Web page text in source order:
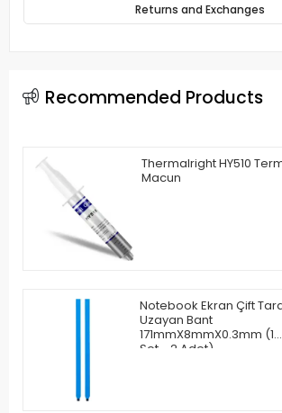
Returns and Exchanges
Recommended Products
Thermalright HY510
Macun
Notebook Ekran Çift
Uzayan Bant
171mmX8mmX0.3mm (1
Set - 2 Adet)